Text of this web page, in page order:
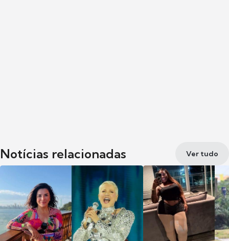
Notícias relacionadas Ver tudo